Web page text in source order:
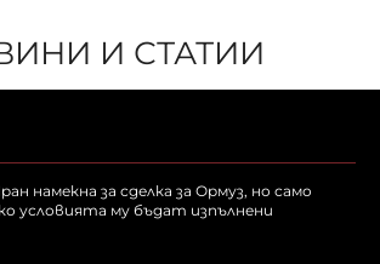
И СТАТИИ
намекна за сделка за Ормуз, но само
условията му бъдат изпълнени